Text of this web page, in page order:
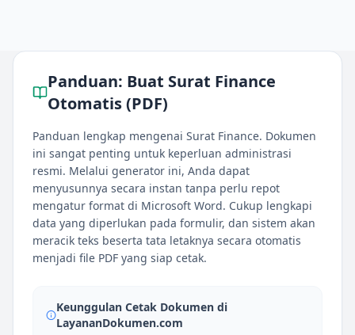
Panduan: Buat Surat Finance
Otomatis (PDF)
Panduan lengkap mengenai Surat Finance. Dokumen
ini sangat penting untuk keperluan administrasi
resmi. Melalui generator ini, Anda dapat
menyusunnya secara instan tanpa perlu repot
mengatur format di Microsoft Word. Cukup lengkapi
data yang diperlukan pada formulir, dan sistem akan
meracik teks beserta tata letaknya secara otomatis
menjadi file PDF yang siap cetak.
Keunggulan Cetak Dokumen di
LayananDokumen.com